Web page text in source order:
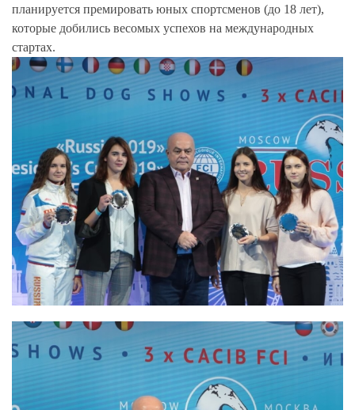
планируется премировать юных спортсменов (до 18 лет),
которые добились весомых успехов на международных
стартах.